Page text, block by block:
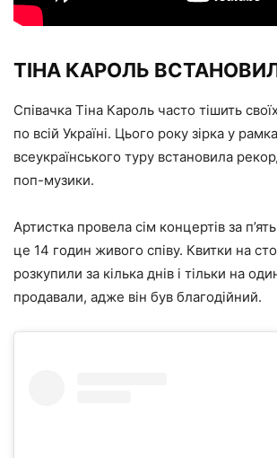
ТІНА КАРОЛЬ
Співачка Тіна Кароль часто тішить
по всій Україні. Цього року зірка у
всеукраїнського туру встановила
поп-музики.
Артистка провела сім концертів за
це 14 годин живого співу. Квитки на
розкупили за кілька днів і тільки на
продавали, адже він був благодійний.